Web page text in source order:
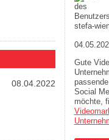
08.04.2022
Gute
Social
möchte,